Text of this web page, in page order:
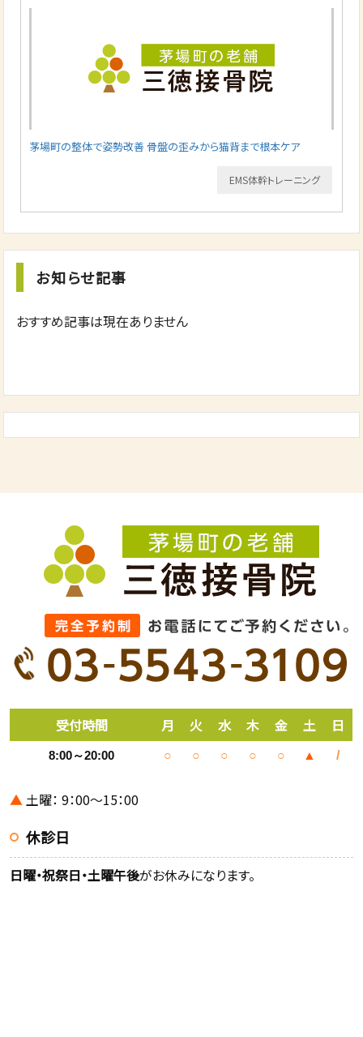
茅場町の整体で姿勢改善 骨盤の歪みから猫背まで根本ケア
EMS体幹トレーニング
お知らせ記事
おすすめ記事は現在ありません
受付時間 月 火 水 木 金 土 日
8:00～20:00 ○ ○ ○ ○ ○ ▲ /
▲ 土曜： 9：00～15：00
休診日
日曜・祝祭日・土曜午後がお休みになります。